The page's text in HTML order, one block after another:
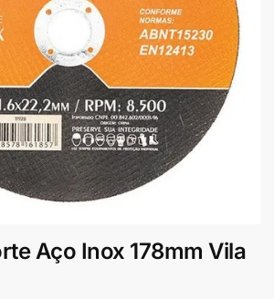
Aço Inox 178mm Vila